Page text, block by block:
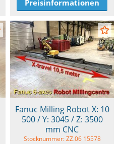
Preisinformationen
Fanuc Milling Robot X: 10
500 / Y: 3045 / Z: 3500
mm CNC
Stocknummer: ZZ.06 15578